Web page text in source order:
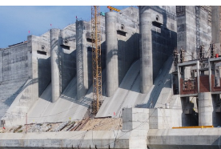
Liên hệ quảng cáo
0908 780 404
RSS Tòa soạn Chính sách bảo
Toàn